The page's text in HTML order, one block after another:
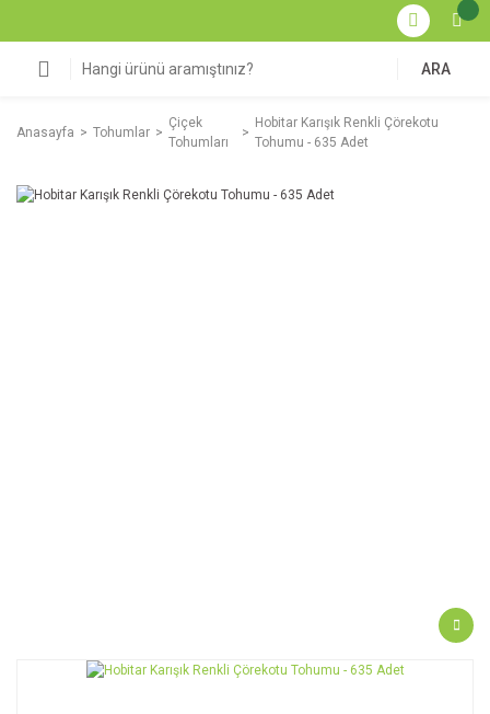
ARA
Anasayfa Tohumlar
Çiçek
Tohumları
Hobitar Karışık Renkli Çörekotu
Tohumu - 635 Adet